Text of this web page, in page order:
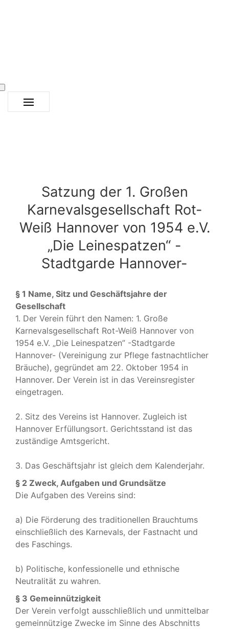
Satzung der 1. Großen
Karnevalsgesellschaft Rot-
Weiß Hannover von 1954 e.V.
„Die Leinespatzen“ -
Stadtgarde Hannover-
§ 1 Name, Sitz und Geschäftsjahre der
Gesellschaft
1. Der Verein führt den Namen: 1. Große
Karnevalsgesellschaft Rot-Weiß Hannover von
1954 e.V. „Die Leinespatzen” -Stadtgarde
Hannover- (Vereinigung zur Pflege fastnachtlicher
Bräuche), gegründet am 22. Oktober 1954 in
Hannover. Der Verein ist in das Vereinsregister
eingetragen.
2. Sitz des Vereins ist Hannover. Zugleich ist
Hannover Erfüllungsort. Gerichtsstand ist das
zuständige Amtsgericht.
3. Das Geschäftsjahr ist gleich dem Kalenderjahr.
§ 2 Zweck, Aufgaben und Grundsätze
Die Aufgaben des Vereins sind:
a) Die Förderung des traditionellen Brauchtums
einschließlich des Karnevals, der Fastnacht und
des Faschings.
b) Politische, konfessionelle und ethnische
Neutralität zu wahren.
§ 3 Gemeinnützigkeit
Der Verein verfolgt ausschließlich und unmittelbar
gemeinnützige Zwecke im Sinne des Abschnitts